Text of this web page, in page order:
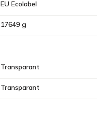
EU Ecolabel
17649 g
Transparant
Transparant